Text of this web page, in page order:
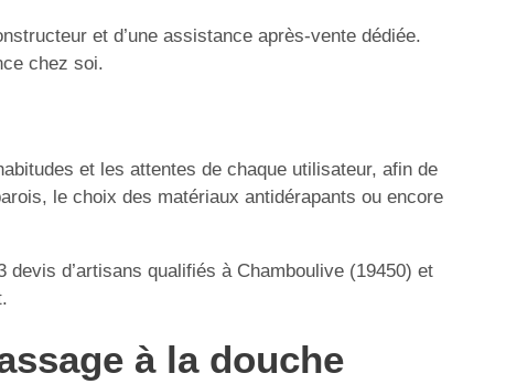
et d’une assistance après-vente dédiée.
chez soi.
et les attentes de chaque utilisateur, afin de
le choix des matériaux antidérapants ou encore
d’artisans qualifiés à Chamboulive (19450) et
à la douche